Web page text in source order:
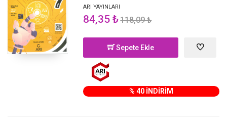
ARI YAYINLARI
84,35 ₺118,09 ₺
Sepete Ekle
% 40 İNDİRİM